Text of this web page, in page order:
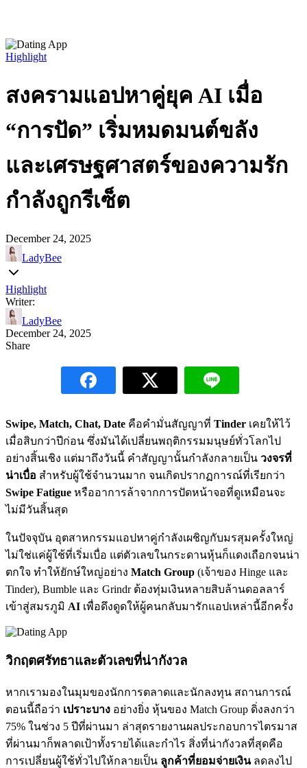
Highlight
สงครามแอปหาคู่ยุค AI เมื่อ
“การปัด” เริ่มหมดมนต์ขลัง
และเศรษฐศาสตร์ของความรัก
กำลังถูกรีเซ็ต
December 24, 2025
LadyBee
Highlight
Writer:
LadyBee
December 24, 2025
Share
Swipe, Match, Chat, Date คือคำมั่นสัญญาที่ Tinder เคยให้ไว้
เมื่อสิบกว่าปีก่อน ซึ่งมันได้เปลี่ยนพฤติกรรมมนุษย์ทั่วโลกไป
อย่างสิ้นเชิง แต่มาถึงวันนี้ คำสัญญานั้นกำลังกลายเป็น วงจรที่
น่าเบื่อ สำหรับผู้ใช้จำนวนมาก จนเกิดปรากฏการณ์ที่เรียกว่า
Swipe Fatigue หรืออาการล้าจากการปัดหน้าจอที่ดูเหมือนจะ
ไม่มีวันสิ้นสุด
ในปัจจุบัน อุตสาหกรรมแอปหาคู่กำลังเผชิญกับมรสุมครั้งใหญ่
ไม่ใช่แค่ผู้ใช้ที่เริ่มเบื่อ แต่ตัวเลขในกระดานหุ้นก็แดงเถือกจนน่า
ตกใจ ทำให้ยักษ์ใหญ่อย่าง Match Group (เจ้าของ Hinge และ
Tinder), Bumble และ Grindr ต้องทุ่มเงินหลายสิบล้านดอลลาร์
เข้าสู่สมรภูมิ AI เพื่อดึงดูดให้ผู้คนกลับมารักแอปเหล่านี้อีกครั้ง
วิกฤตศรัทธาและตัวเลขที่น่ากังวล
หากเรามองในมุมของนักการตลาดและนักลงทุน สถานการณ์
ตอนนี้ถือว่า เปราะบาง อย่างยิ่ง หุ้นของ Match Group ดิ่งลงกว่า
75% ในช่วง 5 ปีที่ผ่านมา ล่าสุดรายงานผลประกอบการไตรมาส
ที่ผ่านมาก็พลาดเป้าทั้งรายได้และกำไร สิ่งที่น่ากังวลที่สุดคือ
การเปลี่ยนผู้ใช้ทั่วไปให้กลายเป็น ลูกค้าที่ยอมจ่ายเงินลดลงไป